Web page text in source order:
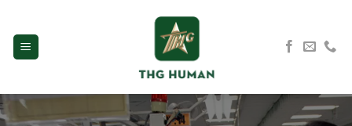
content